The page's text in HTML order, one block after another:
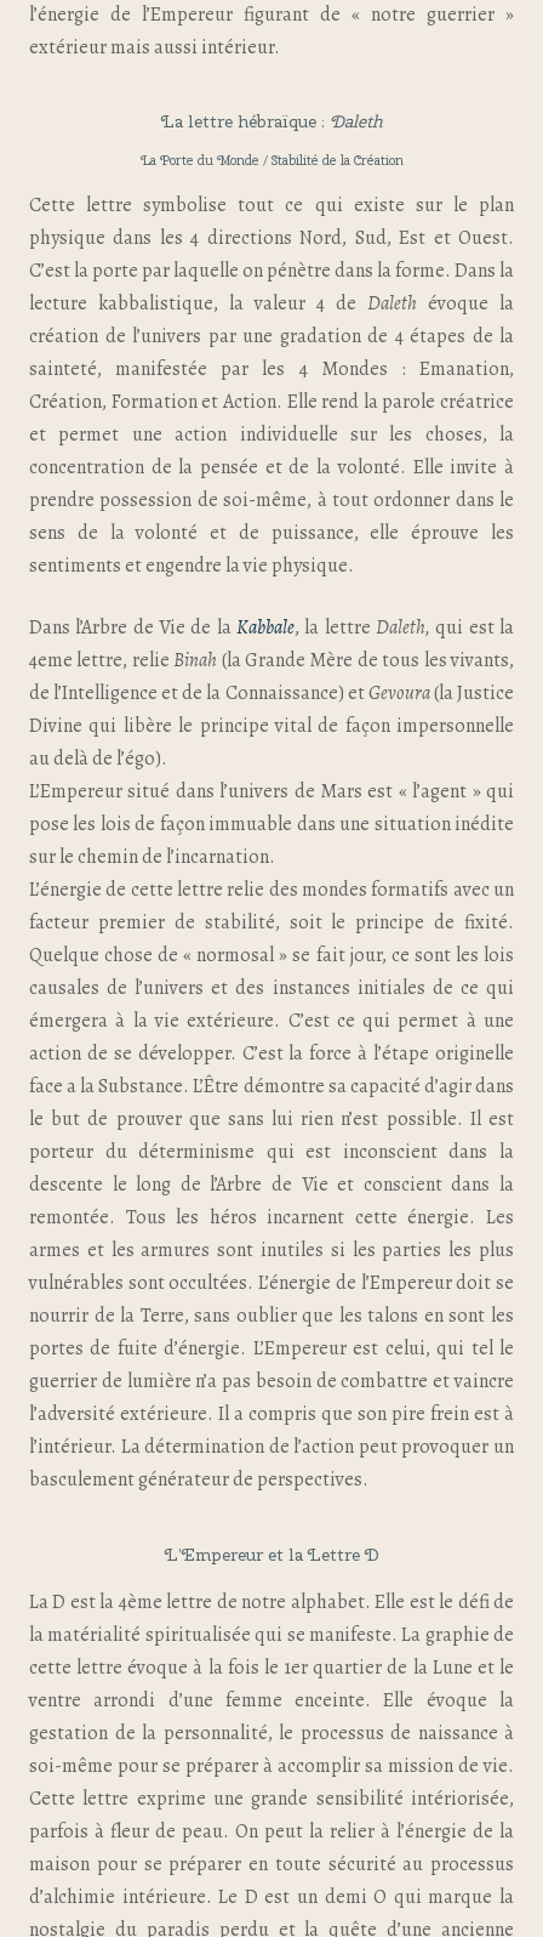
l’énergie de l’Empereur figurant de « notre guerrier »
extérieur mais aussi intérieur.
La lettre hébraïque : Daleth
La Porte du Monde / Stabilité de la Création
Cette lettre symbolise tout ce qui existe sur le plan
physique dans les 4 directions Nord, Sud, Est et Ouest.
C’est la porte par laquelle on pénètre dans la forme. Dans la
lecture kabbalistique, la valeur 4 de Daleth évoque la
création de l’univers par une gradation de 4 étapes de la
sainteté, manifestée par les 4 Mondes : Emanation,
Création, Formation et Action. Elle rend la parole créatrice
et permet une action individuelle sur les choses, la
concentration de la pensée et de la volonté. Elle invite à
prendre possession de soi-même, à tout ordonner dans le
sens de la volonté et de puissance, elle éprouve les
sentiments et engendre la vie physique.
Dans l’Arbre de Vie de laKabbale, la lettre Daleth,qui est la
4eme lettre, relieBinah (la Grande Mère de tous les vivants,
de l’Intelligence et de la Connaissance) etGevoura(la Justice
Divine qui libère le principe vital de façon impersonnelle
au delà de l’égo).
L’Empereur situé dans l’univers de Mars est « l’agent » qui
pose les lois de façon immuable dans une situation inédite
sur le chemin de l’incarnation.
L’énergie de cette lettre relie des mondes formatifs avec un
facteur premier de stabilité, soit le principe de fixité.
Quelque chose de « normosal » se fait jour, ce sont les lois
causales de l’univers et des instances initiales de ce qui
émergera à la vie extérieure. C’est ce qui permet à une
action de se développer. C’est la force à l’étape originelle
face a la Substance. L’Être démontre sa capacité d’agir dans
le but de prouver que sans lui rien n’est possible. Il est
porteur du déterminisme qui est inconscient dans la
descente le long de l’Arbre de Vie et conscient dans la
remontée. Tous les héros incarnent cette énergie. Les
armes et les armures sont inutiles si les parties les plus
vulnérables sont occultées. L’énergie de l’Empereur doit se
nourrir de la Terre, sans oublier que les talons en sont les
portes de fuite d’énergie. L’Empereur est celui, qui tel le
guerrier de lumière n’a pas besoin de combattre et vaincre
l’adversité extérieure. Il a compris que son pire frein est à
l’intérieur. La détermination de l’action peut provoquer un
basculement générateur de perspectives.
L’Empereur et la Lettre D
La D est la 4ème lettre de notre alphabet. Elle est le défi de
la matérialité spiritualisée qui se manifeste. La graphie de
cette lettre évoque à la fois le 1er quartier de la Lune et le
ventre arrondi d’une femme enceinte. Elle évoque la
gestation de la personnalité, le processus de naissance à
soi-même pour se préparer à accomplir sa mission de vie.
Cette lettre exprime une grande sensibilité intériorisée,
parfois à fleur de peau. On peut la relier à l’énergie de la
maison pour se préparer en toute sécurité au processus
d’alchimie intérieure. Le D est un demi O qui marque la
nostalgie du paradis perdu et la quête d’une ancienne